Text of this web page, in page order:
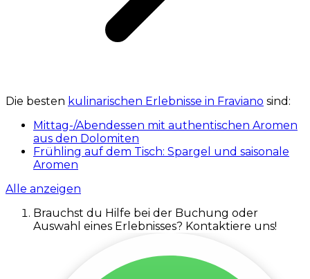
Die besten kulinarischen Erlebnisse in Fraviano sind:
Mittag-/Abendessen mit authentischen Aromen
aus den Dolomiten
Frühling auf dem Tisch: Spargel und saisonale
Aromen
Alle anzeigen
Brauchst du Hilfe bei der Buchung oder
Auswahl eines Erlebnisses? Kontaktiere uns!